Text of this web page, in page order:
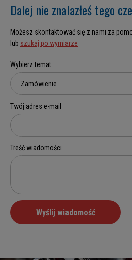
Dalej nie znalazłeś tego
Możesz skontaktować się z nami za
lub szukaj po wymiarze